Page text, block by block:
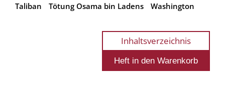
Taliban
Tötung Osama bin Ladens Washington
Inhaltsverzeichnis